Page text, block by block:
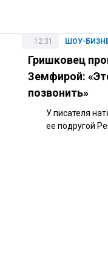
ШОУ-
12:31
Гришковец
Земфирой:
позвонить»
У писателя
ее подругой